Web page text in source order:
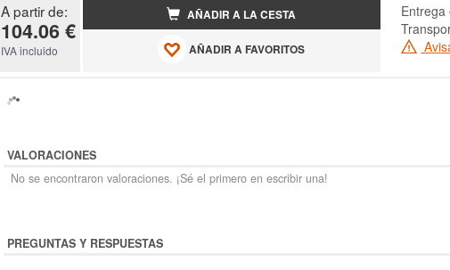
A partir de:
104.06 €
IVA incluido
AÑADIR A LA CESTA
AÑADIR A FAVORITOS
VALORACIONES
No se encontraron valoraciones. ¡Sé el primero en escribir una!
PREGUNTAS Y RESPUESTAS